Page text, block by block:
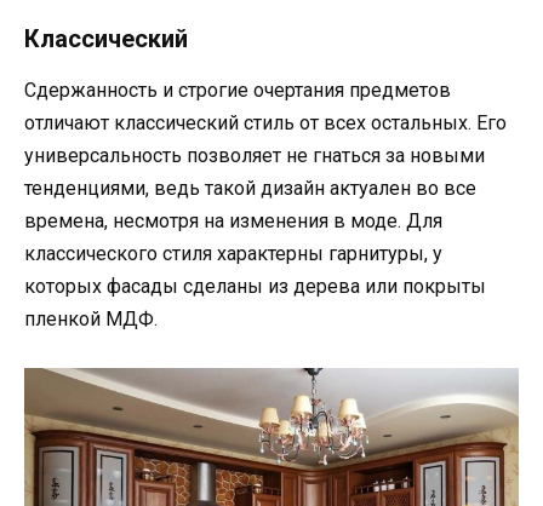
Классический
Сдержанность и строгие очертания предметов
отличают классический стиль от всех остальных. Его
универсальность позволяет не гнаться за новыми
тенденциями, ведь такой дизайн актуален во все
времена, несмотря на изменения в моде. Для
классического стиля характерны гарнитуры, у
которых фасады сделаны из дерева или покрыты
пленкой МДФ.